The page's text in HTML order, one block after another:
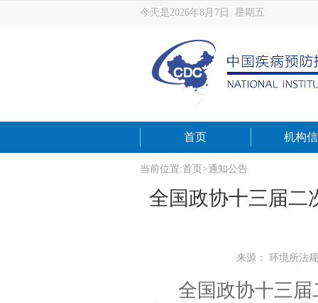
今天是2026年8月7日 星期五
首页 机构
当前位置:首页 >通知公告
全国政协十三届二
来源： 环境所法
全国政协十三届二